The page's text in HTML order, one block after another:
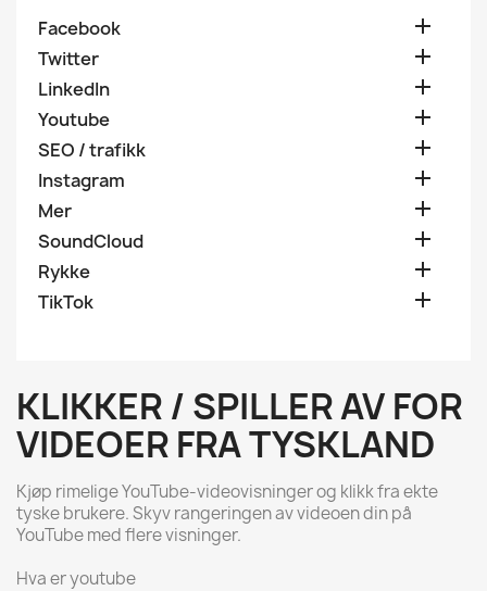
Facebook 
Twitter 
LinkedIn 
Youtube 
SEO / trafikk 
Instagram 
Mer 
SoundCloud 
Rykke 
TikTok 
KLIKKER / SPILLER AV FOR
VIDEOER FRA TYSKLAND
Kjøp rimelige YouTube-videovisninger og klikk fra ekte
tyske brukere. Skyv rangeringen av videoen din på
YouTube med flere visninger.
Hva er youtube